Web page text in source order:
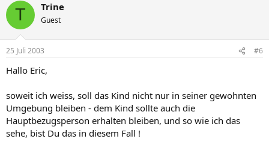
T Trine
Guest
25 Juli 2003 #6
Hallo Eric,
soweit ich weiss, soll das Kind nicht nur in seiner gewohnten
Umgebung bleiben - dem Kind sollte auch die
Hauptbezugsperson erhalten bleiben, und so wie ich das
sehe, bist Du das in diesem Fall !